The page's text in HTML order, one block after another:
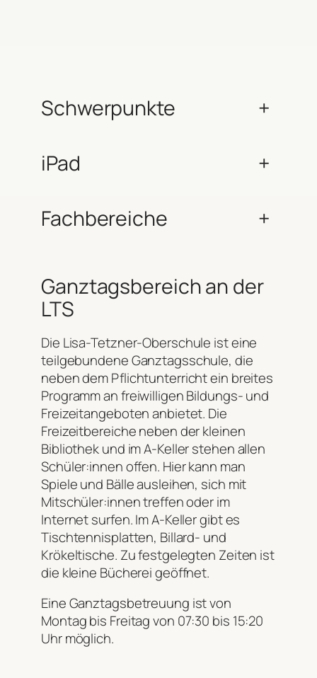
Schwerpunkte
+
iPad
+
Fachbereiche
+
Ganztagsbereich an der
LTS
Die Lisa-Tetzner-Oberschule ist eine
teilgebundene Ganztagsschule, die
neben dem Pflichtunterricht ein breites
Programm an freiwilligen Bildungs- und
Freizeitangeboten anbietet. Die
Freizeitbereiche neben der kleinen
Bibliothek und im A-Keller stehen allen
Schüler:innen offen. Hier kann man
Spiele und Bälle ausleihen, sich mit
Mitschüler:innen treffen oder im
Internet surfen. Im A-Keller gibt es
Tischtennisplatten, Billard- und
Krökeltische. Zu festgelegten Zeiten ist
die kleine Bücherei geöffnet.
Eine Ganztagsbetreuung ist von
Montag bis Freitag von 07:30 bis 15:20
Uhr möglich.